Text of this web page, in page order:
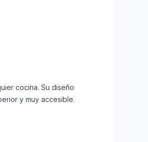
cocina. Su diseño
y muy accesible.